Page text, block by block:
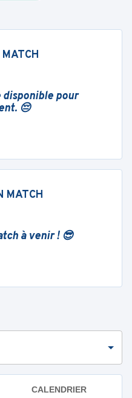
pour
😔
MATCH
à venir ! 😎
CALENDRIER